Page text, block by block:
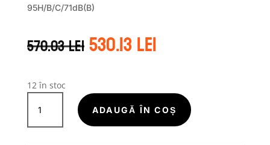
95H/B/C/71dB(B)
570.03leiPrețul
inițial
570.03 lei.
530.13leiPrețul
curent
12 în stoc
Cantitate
Falken
EUROALLSEASON
ADAUGĂ ÎN COȘ